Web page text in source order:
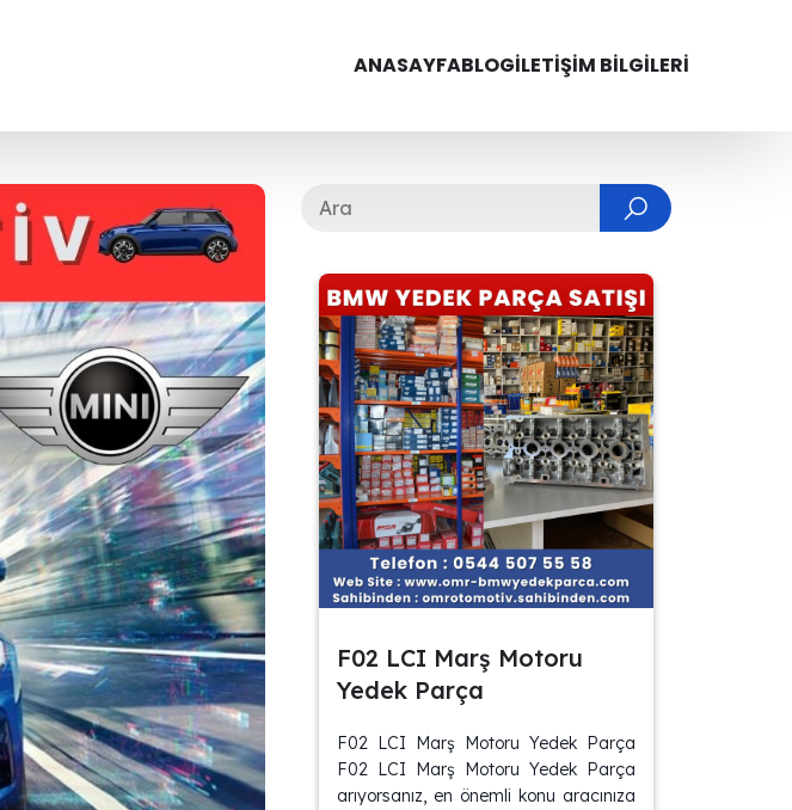
ANASAYFABLOGİLETIŞIM BILGILERI
F02 LCI Marş Motoru
Yedek Parça
F02 LCI Marş Motoru Yedek Parça
F02 LCI Marş Motoru Yedek Parça
arıyorsanız, en önemli konu aracınıza